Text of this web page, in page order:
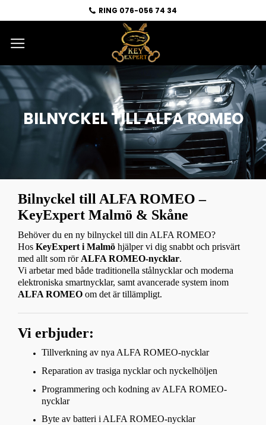
RING 076-056 74 34
BILNYCKEL TILL ALFA ROMEO
Bilnyckel till ALFA ROMEO –
KeyExpert Malmö & Skåne
Behöver du en ny bilnyckel till din ALFA ROMEO?
Hos KeyExpert i Malmö hjälper vi dig snabbt och prisvärt
med allt som rör ALFA ROMEO-nycklar.
Vi arbetar med både traditionella stålnycklar och moderna
elektroniska smartnycklar, samt avancerade system inom
ALFA ROMEO om det är tillämpligt.
Vi erbjuder:
Tillverkning av nya ALFA ROMEO-nycklar
Reparation av trasiga nycklar och nyckelhöljen
Programmering och kodning av ALFA ROMEO-
nycklar
Byte av batteri i ALFA ROMEO-nycklar